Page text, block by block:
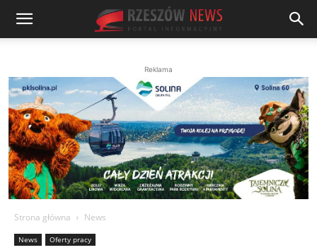
Reklama
Strona główna News
News Oferty pracy